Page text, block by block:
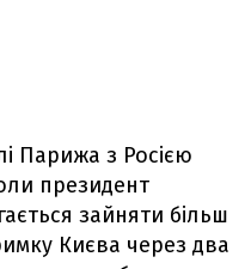
Парижа з Росією
президент
зайняти більш
Києва через два